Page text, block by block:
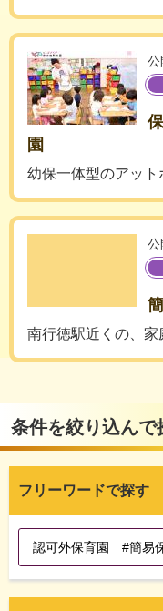
公
園
幼保一体型のアット
公
南行徳駅近くの、家
条件を絞り込んで
フリーワードで探す